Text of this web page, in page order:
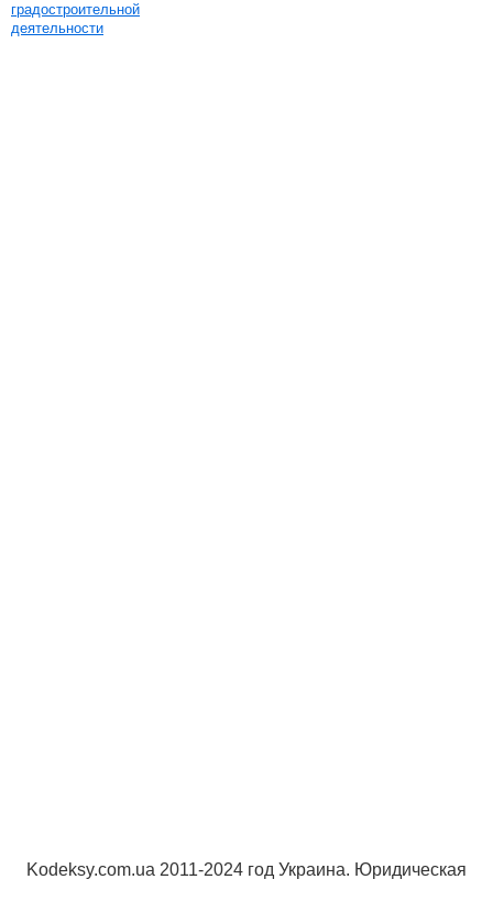
градостроительной
деятельности
Kodeksy.com.ua 2011-2024 год Украина. Юридическая